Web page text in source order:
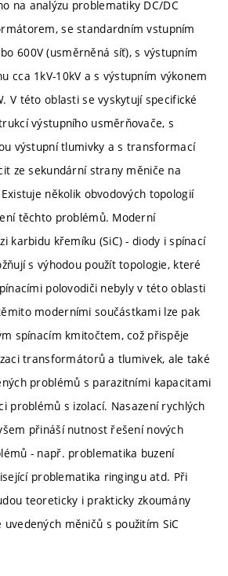
na analýzu problematiky DC/DC
se standardním vstupním
600V (usměrněná síť), s výstupním
cca 1kV-10kV a s výstupním výkonem
V této oblasti se vyskytují specifické
výstupního usměrňovače, s
výstupní tlumivky a s transformací
ze sekundární strany měniče na
několik obvodových topologií
těchto problémů. Moderní
karbidu křemíku (SiC) - diody i spínací
s výhodou použít topologie, které
polovodiči nebyly v této oblasti
moderními součástkami lze pak
spínacím kmitočtem, což přispěje
transformátorů a tlumivek, ale také
problémů s parazitními kapacitami
problémů s izolací. Nasazení rychlých
přináší nutnost řešení nových
- např. problematika buzení
problematika ringingu atd. Při
teoreticky i prakticky zkoumány
měničů s použitím SiC